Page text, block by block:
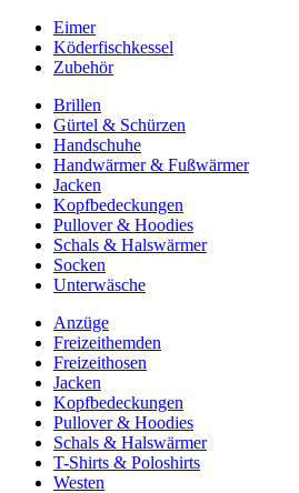
Eimer
Köderfischkessel
Zubehör
Brillen
Gürtel & Schürzen
Handschuhe
Handwärmer & Fußwärmer
Jacken
Kopfbedeckungen
Pullover & Hoodies
Schals & Halswärmer
Socken
Unterwäsche
Anzüge
Freizeithemden
Freizeithosen
Jacken
Kopfbedeckungen
Pullover & Hoodies
Schals & Halswärmer
T-Shirts & Poloshirts
Westen